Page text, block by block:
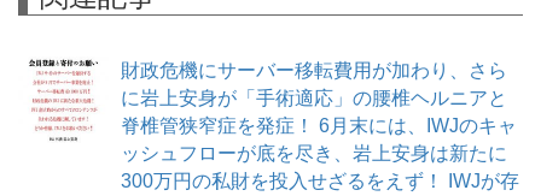
財政危機にサーバー移転費用が加わり、さら
に岩上安身が「手術適応」の腰椎ヘルニアと
脊椎管狭窄症を発症！ 6月末には、IWJのキャ
ッシュフローが底を尽き、岩上安身は新たに
300万円の私財を投入せざるをえず！ IWJが存